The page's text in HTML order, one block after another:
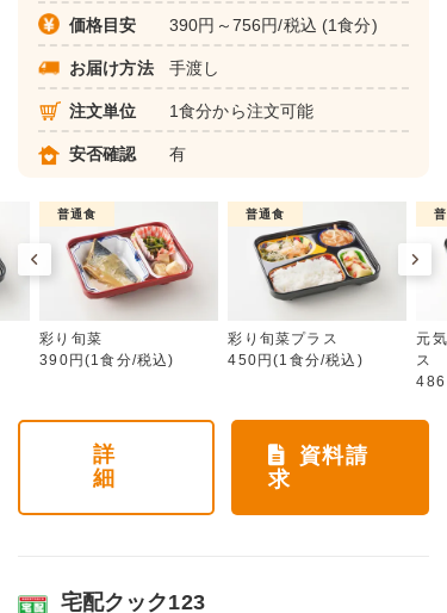
価格目安 390円～756円/税込 (1食分)
お届け方法 手渡し
注文単位 1食分から注文可能
安否確認 有
普通食
彩り旬菜
390円(1食分/税込)
普通食
彩り旬菜プラス
450円(1食分/税込)
元
ス
詳
細
資料請
求
宅配クック123